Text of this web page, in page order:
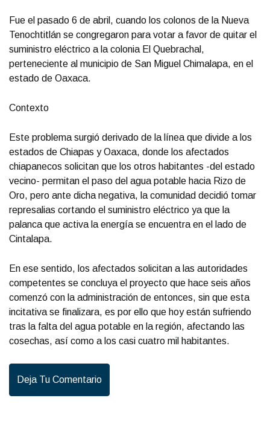
Fue el pasado 6 de abril, cuando los colonos de la Nueva
Tenochtitlán se congregaron para votar a favor de quitar el
suministro eléctrico a la colonia El Quebrachal,
perteneciente al municipio de San Miguel Chimalapa, en el
estado de Oaxaca.
Contexto
Este problema surgió derivado de la línea que divide a los
estados de Chiapas y Oaxaca, donde los afectados
chiapanecos solicitan que los otros habitantes -del estado
vecino- permitan el paso del agua potable hacia Rizo de
Oro, pero ante dicha negativa, la comunidad decidió tomar
represalias cortando el suministro eléctrico ya que la
palanca que activa la energía se encuentra en el lado de
Cintalapa.
En ese sentido, los afectados solicitan a las autoridades
competentes se concluya el proyecto que hace seis años
comenzó con la administración de entonces, sin que esta
incitativa se finalizara, es por ello que hoy están sufriendo
tras la falta del agua potable en la región, afectando las
cosechas, así como a los casi cuatro mil habitantes.
Deja Tu Comentario